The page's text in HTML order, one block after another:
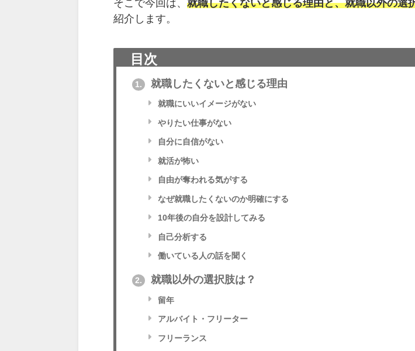
そこで今回は、就職したくないと感じる理由と、就職以外の選
紹介します。
目次
1. 就職したくないと感じる理由
就職にいいイメージがない
やりたい仕事がない
自分に自信がない
就活が怖い
自由が奪われる気がする
なぜ就職したくないのか明確にする
10年後の自分を設計してみる
自己分析する
働いている人の話を聞く
2. 就職以外の選択肢は？
留年
アルバイト・フリーター
フリーランス